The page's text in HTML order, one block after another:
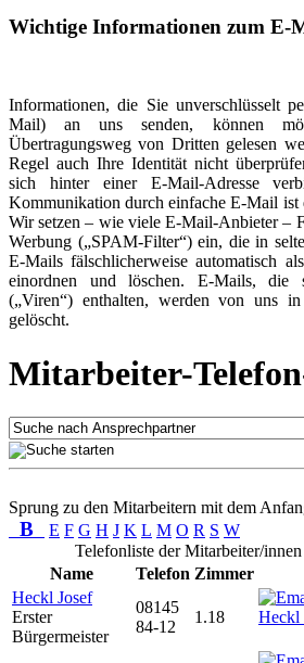
Wichtige Informationen zum E-
Informationen, die Sie unverschlüsselt
Mail) an uns senden, können
Übertragungsweg von Dritten gelesen
Regel auch Ihre Identität nicht
sich hinter einer E-Mail-Adresse
Kommunikation durch einfache E-Mail ist
Wir setzen – wie viele E-Mail-Anbieter –
Werbung („SPAM-Filter“) ein, die in
E-Mails fälschlicherweise automatisch
einordnen und löschen. E-Mails, die
(„Viren“) enthalten, werden von uns
gelöscht.
Mitarbeiter-
Sprung zu den Mitarbeitern mit dem
B E F G H J K L M O R S W
Telefonliste der Mitarbeiter/
Name
Telefon Zimmer
Heckl Josef
Erster
Bürgermeister
08145
84-12
1.18